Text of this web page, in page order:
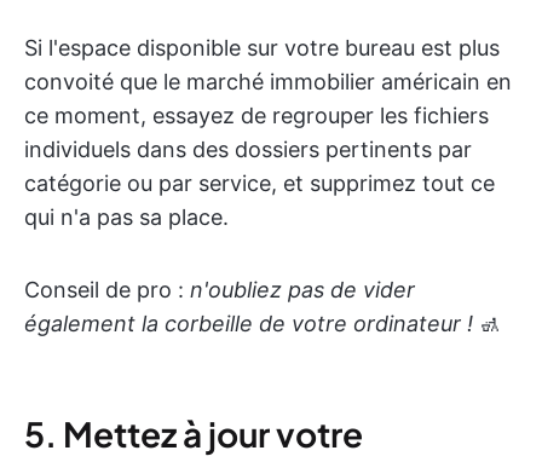
Si l'espace disponible sur votre bureau est plus
convoité que le marché immobilier américain en
ce moment, essayez de regrouper les fichiers
individuels dans des dossiers pertinents par
catégorie ou par service, et supprimez tout ce
qui n'a pas sa place.
Conseil de pro : n'oubliez pas de vider
également la corbeille de votre ordinateur ! 🚮
5. Mettez à jour votre